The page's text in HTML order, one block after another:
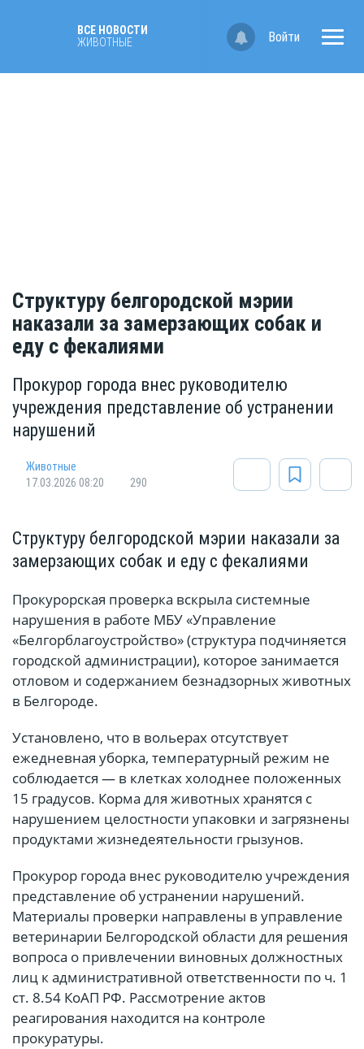
ВСЕ НОВОСТИ
ЖИВОТНЫЕ
Войти
Структуру белгородской мэрии
наказали за замерзающих собак и
еду с фекалиями
Прокурор города внес руководителю
учреждения представление об устранении
нарушений
Животные
17.03.2026 08:20
290
Структуру белгородской мэрии наказали за
замерзающих собак и еду с фекалиями
Прокурорская проверка вскрыла системные
нарушения в работе МБУ «Управление
«Белгорблагоустройство» (структура подчиняется
городской администрации), которое занимается
отловом и содержанием безнадзорных животных
в Белгороде.
Установлено, что в вольерах отсутствует
ежедневная уборка, температурный режим не
соблюдается — в клетках холоднее положенных
15 градусов. Корма для животных хранятся с
нарушением целостности упаковки и загрязнены
продуктами жизнедеятельности грызунов.
Прокурор города внес руководителю учреждения
представление об устранении нарушений.
Материалы проверки направлены в управление
ветеринарии Белгородской области для решения
вопроса о привлечении виновных должностных
лиц к административной ответственности по ч. 1
ст. 8.54 КоАП РФ. Рассмотрение актов
реагирования находится на контроле
прокуратуры.